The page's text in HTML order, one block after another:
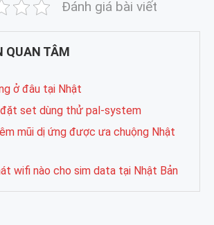
Đánh giá bài viết
QUAN TÂM
ở đâu tại Nhật
đặt set dùng thử pal-system
mũi dị ứng được ưa chuộng Nhật
wifi nào cho sim data tại Nhật Bản